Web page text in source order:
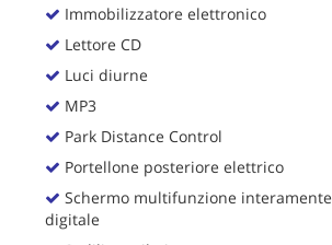
Immobilizzatore elettronico
Lettore CD
Luci diurne
MP3
Park Distance Control
Portellone posteriore elettrico
Schermo multifunzione interamente
digitale